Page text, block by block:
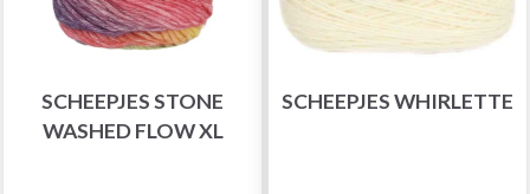
SCHEEPJES STONE
WASHED FLOW XL
SCHEEPJES WHIRLETTE